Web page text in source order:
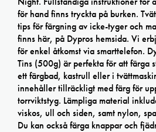
för hand finns tryckta på burken.
tips för färgning av icke-tyger och
finns här, på Dypros hemsida. Vi
för enkel åtkomst via smarttelefon.
Tins (500g) är perfekta för att färga
ett färgbad, kastrull eller i
innehåller tillräckligt med färg för
torrviktstyg. Lämpliga material
viskos, ull och siden, samt nylon,
Du kan också färga knappar och